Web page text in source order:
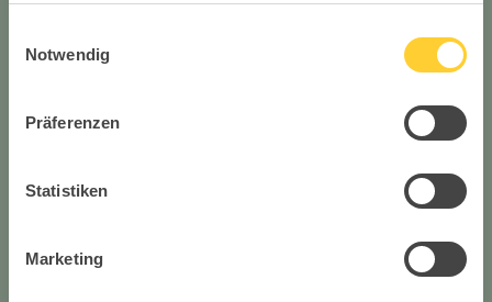
Notwendig
Präferenzen
Statistiken
Marketing